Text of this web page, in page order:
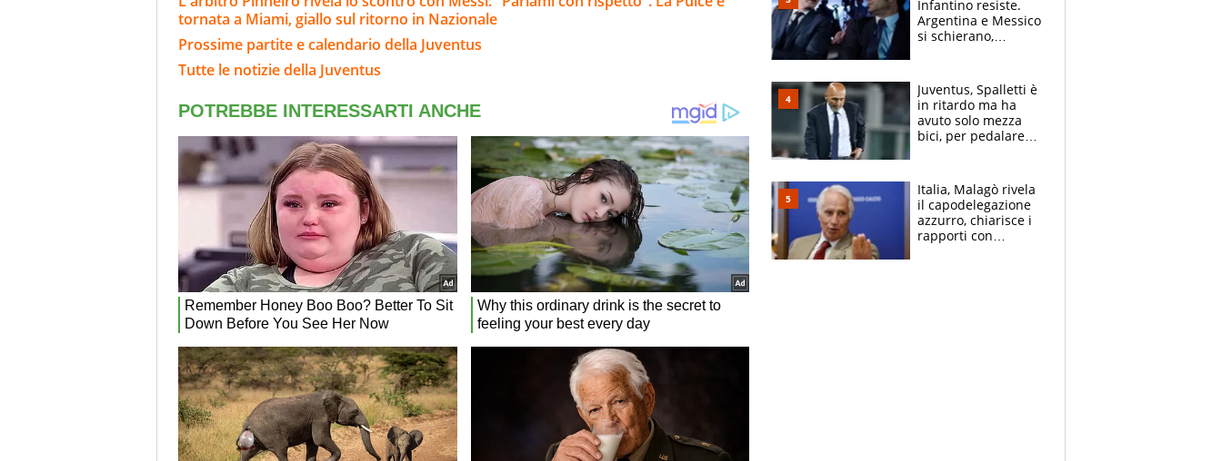
tornata a Miami, giallo sul ritorno in Nazionale
Prossime partite e calendario della Juventus
Tutte le notizie della Juventus
Infantino resiste.
Argentina e Messico
si schierano,
Juventus, Spalletti è
in ritardo ma ha
avuto solo mezza
bici, per pedalare
Italia, Malagò rivela
il capodelegazione
azzurro, chiarisce i
rapporti con